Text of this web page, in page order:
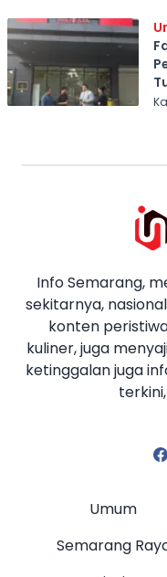
Info Semarang,
sekitarnya,
konten
kuliner, juga
ketinggalan juga
Umum
Semarang